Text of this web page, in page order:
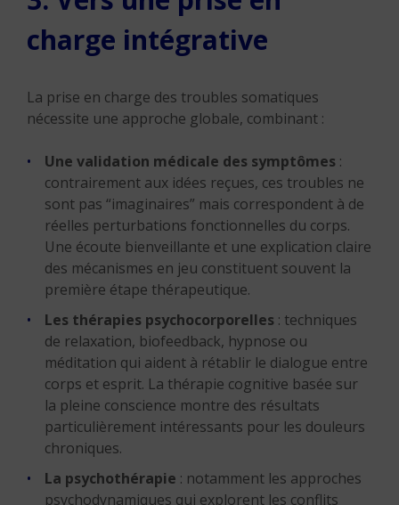
charge intégrative
La prise en charge des troubles somatiques
nécessite une approche globale, combinant :
Une validation médicale des symptômes :
contrairement aux idées reçues, ces troubles ne
sont pas “imaginaires” mais correspondent à de
réelles perturbations fonctionnelles du corps.
Une écoute bienveillante et une explication claire
des mécanismes en jeu constituent souvent la
première étape thérapeutique.
Les thérapies psychocorporelles : techniques
de relaxation, biofeedback, hypnose ou
méditation qui aident à rétablir le dialogue entre
corps et esprit. La thérapie cognitive basée sur
la pleine conscience montre des résultats
particulièrement intéressants pour les douleurs
chroniques.
La psychothérapie : notamment les approches
psychodynamiques qui explorent les conflits